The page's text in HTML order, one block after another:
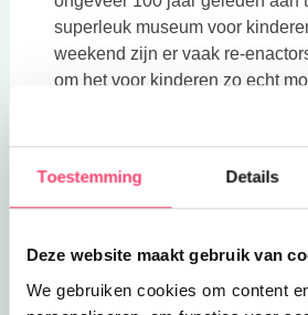
Toestemming Details
Deze website maakt gebruik van
We gebruiken cookies om content
superleuk museum voor
weekend zijn er vaak re-
om het voor kinderen zo echt